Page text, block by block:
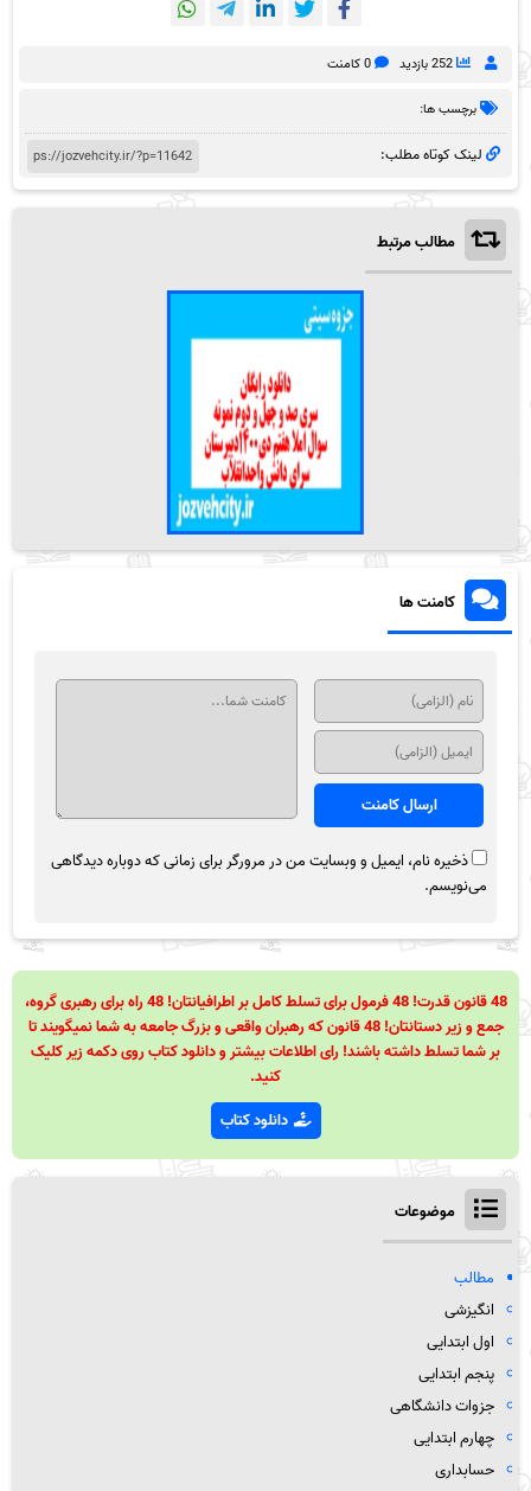
252 بازدید 0 کامنت
برچسب ها:
لینک کوتاه مطلب:
مطالب مرتبط
کامنت ها
ذخیره نام، ایمیل و وبسایت من در مرورگر برای زمانی که دوباره دیدگاهی
می‌نویسم.
48 قانون قدرت! 48 فرمول برای تسلط کامل بر اطرافیانتان! 48 راه برای رهبری گروه،
جمع و زیر دستانتان! 48 قانون که رهبران واقعی و بزرگ جامعه به شما نمیگویند تا
بر شما تسلط داشته باشند! رای اطلاعات بیشتر و دانلود کتاب روی دکمه زیر کلیک
کنید.
دانلود کتاب
موضوعات
مطالب
انگیزشی
اول ابتدایی
پنجم ابتدایی
جزوات دانشگاهی
چهارم ابتدایی
حسابداری